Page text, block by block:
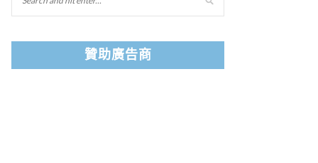
贊助廣告商